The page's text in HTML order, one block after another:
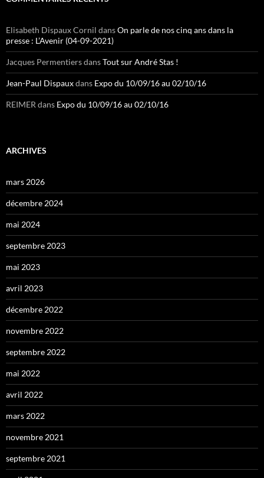
Elisabeth Dispaux Cornil dansOn parle de nos cinq ans dans la
presse : L’Avenir (04-09-2021)
Jacques PermentiersdansTout sur André Stas !
Jean-Paul Dispauxdans Expo du 10/09/16 au 02/10/16
REIMER dans Expo du 10/09/16 au 02/10/16
ARCHIVES
mars 2026
décembre 2024
mai 2024
septembre 2023
mai 2023
avril 2023
décembre 2022
novembre 2022
septembre 2022
mai 2022
avril 2022
mars 2022
novembre 2021
septembre 2021